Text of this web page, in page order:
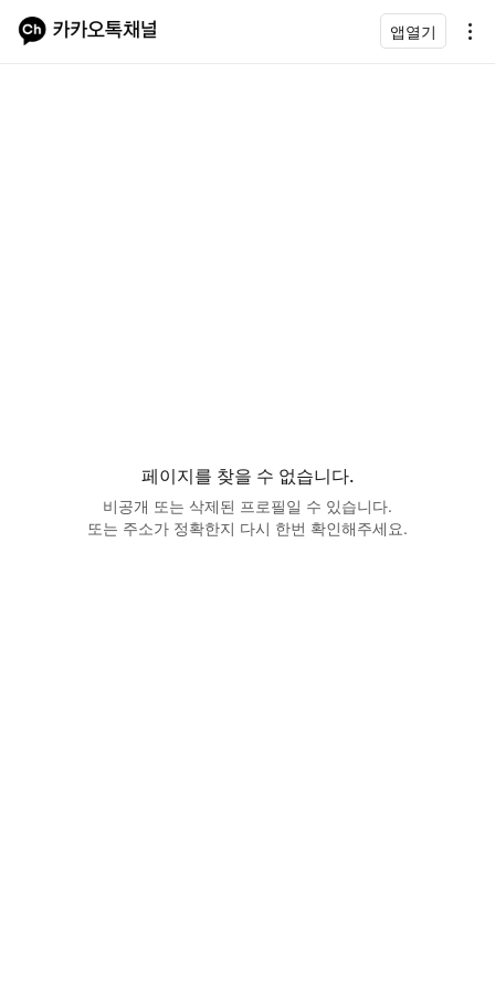
앱열기
페이지를 찾을 수 없습니다.
비공개 또는 삭제된 프로필일 수 있습니다.
또는 주소가 정확한지 다시 한번 확인해주세요.